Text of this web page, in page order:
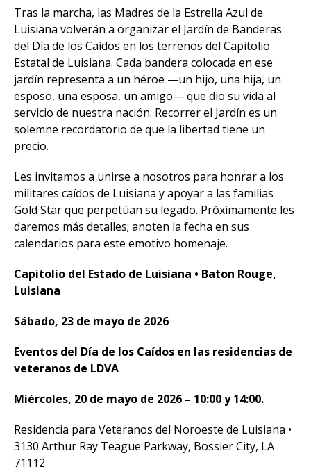
Tras la marcha, las Madres de la Estrella Azul de
Luisiana volverán a organizar el Jardín de Banderas
del Día de los Caídos en los terrenos del Capitolio
Estatal de Luisiana. Cada bandera colocada en ese
jardín representa a un héroe —un hijo, una hija, un
esposo, una esposa, un amigo— que dio su vida al
servicio de nuestra nación. Recorrer el Jardín es un
solemne recordatorio de que la libertad tiene un
precio.
Les invitamos a unirse a nosotros para honrar a los
militares caídos de Luisiana y apoyar a las familias
Gold Star que perpetúan su legado. Próximamente les
daremos más detalles; anoten la fecha en sus
calendarios para este emotivo homenaje.
Capitolio del Estado de Luisiana • Baton Rouge,
Luisiana
Sábado, 23 de mayo de 2026
Eventos del Día de los Caídos en las residencias de
veteranos de LDVA
Miércoles, 20 de mayo de 2026 – 10:00 y 14:00.
Residencia para Veteranos del Noroeste de Luisiana •
3130 Arthur Ray Teague Parkway, Bossier City, LA
71112